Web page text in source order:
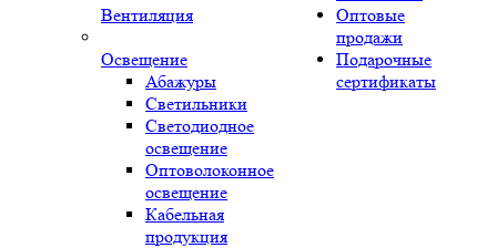
Вентиляция
Освещение
Абажуры
Светильники
Светодиодное
освещение
Оптоволоконное
освещение
Кабельная
продукция
Оптовые
продажи
Подарочные
сертификаты